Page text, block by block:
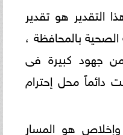
التقدير هو تقدير
بالمحافظة ،
جهود كبيرة فى
دائماً محل إحترام
هو المسار